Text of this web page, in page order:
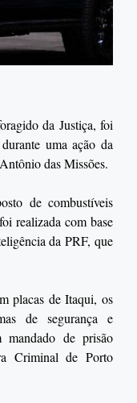
da Justiça, foi
uma ação da
das Missões.
de combustíveis
realizada com base
da PRF, que
placas de Itaqui, os
de segurança e
mandado de prisão
Criminal de Porto